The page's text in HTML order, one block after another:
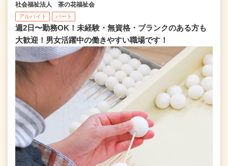
社会福祉法人 茶の花福祉会
アルバイト パート
週2日〜勤務OK！未経験・無資格・ブランクのある方も
大歓迎！男女活躍中の働きやすい職場です！